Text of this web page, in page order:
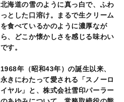
北海道の雪のように真っ白で、ふわ
っとした口溶け。まるで生クリーム
を食べているかのように濃厚なが
ら、どこか懐かしさを感じる味わい
です。
1968年（昭和43年）の誕生以来、
永きにわたって愛される「スノーロ
イヤル」と、株式会社雪印パーラー